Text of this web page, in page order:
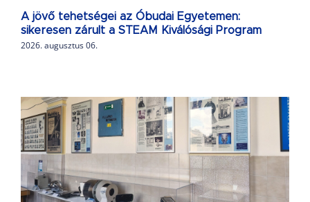
A jövő tehetségei az Óbudai Egyetemen:
sikeresen zárult a STEAM Kiválósági Program
2026. augusztus 06.